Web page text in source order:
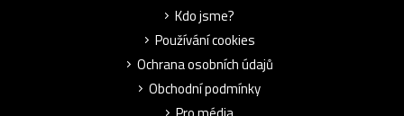
Kdo jsme?
Používání cookies
Ochrana osobních údajů
Obchodní podmínky